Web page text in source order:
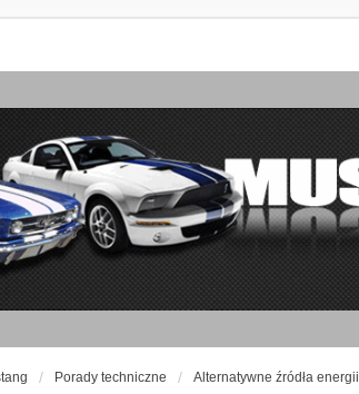
Porady techniczne Alternatywne źródła energii